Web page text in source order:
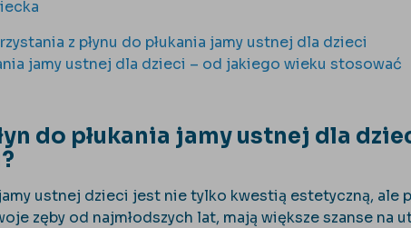
z płynu do płukania jamy ustnej dla dzieci
jamy ustnej dla dzieci – od jakiego wieku stosować
do płukania jamy ustnej dla
ustnej dzieci jest nie tylko kwestią estetyczną, ale
zęby od najmłodszych lat, mają większe szanse na